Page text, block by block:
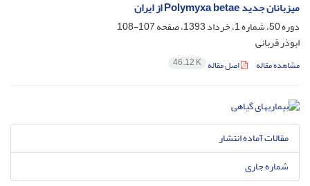
میزبانان جدید Polymyxa betae از ایران
دوره 50، شماره 1، خرداد 1393، صفحه
107-108
ابوذر قربانی
مشاهده مقاله اصل مقاله 46.12 K
مقالات آماده انتشار
شماره جاری